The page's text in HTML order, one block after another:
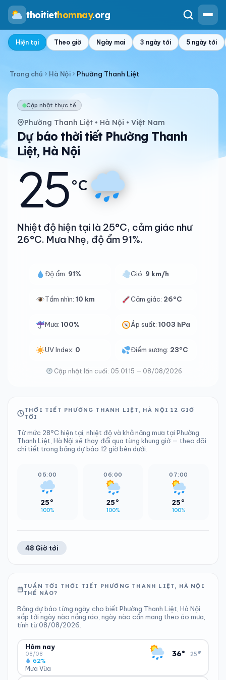
thoitiethomnay.org
Hiện tại Theo giờ Ngày mai 3 ngày tới 5 ngày tới
Trang chủ Hà Nội Phường Thanh Liệt
Cập nhật thực tế
Phường Thanh Liệt • Hà Nội • Việt Nam
Dự báo thời tiết Phường Thanh
Liệt, Hà Nội
25°C
Nhiệt độ hiện tại là 25°C, cảm giác như
26°C. Mưa Nhẹ, độ ẩm 91%.
Độ ẩm: 91% Gió: 9 km/h
Tầm nhìn: 10 km Cảm giác: 26°C
Mưa: 100% Áp suất:1003 hPa
UV Index: 0 Điểm sương: 23°C
Cập nhật lần cuối: 05:01:15 — 08/08/2026
THỜI TIẾT PHƯỜNG THANH LIỆT, HÀ NỘI 12 GIỜ
TỚI
Từ mức 28°C hiện tại, nhiệt độ và khả năng mưa tại Phường
Thanh Liệt, Hà Nội sẽ thay đổi qua từng khung giờ — theo dõi
chi tiết trong bảng dự báo 12 giờ bên dưới.
05:00
25°
100%
06:00
25°
100%
07:00
25°
100%
48 Giờ tới
TUẦN TỚI THỜI TIẾT PHƯỜNG THANH LIỆT, HÀ NỘI
THẾ NÀO?
Bảng dự báo từng ngày cho biết Phường Thanh Liệt, Hà Nội
sắp tới ngày nào nắng ráo, ngày nào cần mang theo áo mưa,
tính từ 08/08/2026.
Hôm nay
08/08
Mưa Vừa
62%
36° 25°
▾